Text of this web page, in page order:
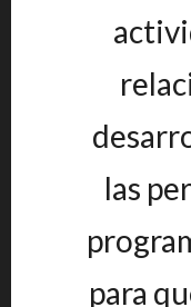
las
para